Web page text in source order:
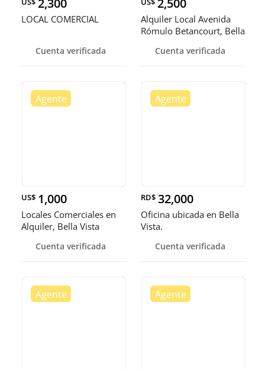
2,300
LOCAL COMERCIAL
Cuenta verificada
2,500
Alquiler Local Avenida
Rómulo Betancourt, Bella
Cuenta verificada
US$ 1,000
Locales Comerciales en
Alquiler, Bella Vista
Cuenta verificada
RD$ 32,000
Oficina ubicada en Bella
Vista.
Cuenta verificada